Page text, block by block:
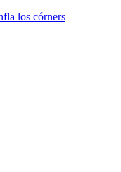
los córners